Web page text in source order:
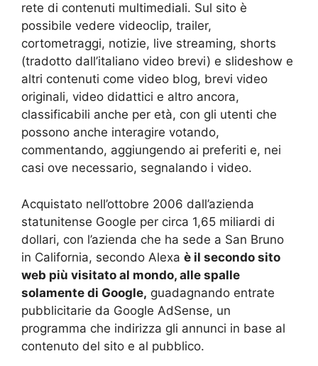
rete di contenuti multimediali. Sul sito è
possibile vedere videoclip, trailer,
cortometraggi, notizie, live streaming, shorts
(tradotto dall’italiano video brevi) e slideshow e
altri contenuti come video blog, brevi video
originali, video didattici e altro ancora,
classificabili anche per età, con gli utenti che
possono anche interagire votando,
commentando, aggiungendo ai preferiti e, nei
casi ove necessario, segnalando i video.
Acquistato nell’ottobre 2006 dall’azienda
statunitense Google per circa 1,65 miliardi di
dollari, con l’azienda che ha sede a San Bruno
in California, secondo Alexa è il secondo sito
web più visitato al mondo, alle spalle
solamente di Google, guadagnando entrate
pubblicitarie da Google AdSense, un
programma che indirizza gli annunci in base al
contenuto del sito e al pubblico.